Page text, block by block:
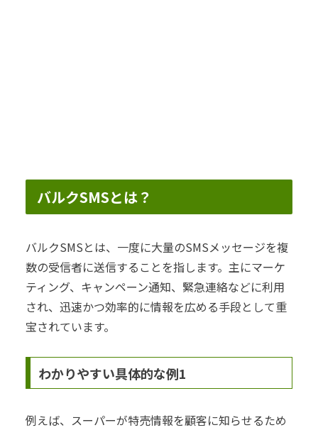
バルクSMSとは？
バルクSMSとは、一度に大量のSMSメッセージを複
数の受信者に送信することを指します。主にマーケ
ティング、キャンペーン通知、緊急連絡などに利用
され、迅速かつ効率的に情報を広める手段として重
宝されています。
わかりやすい具体的な例1
例えば、スーパーが特売情報を顧客に知らせるため